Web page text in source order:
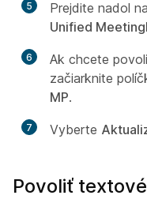
5 Prejdite nadol na
Unified
6
Ak chcete
začiarknite
MP.
7 Vyberte
Povoliť